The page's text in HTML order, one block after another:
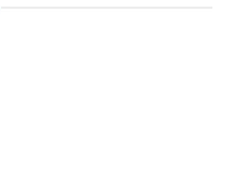
22,2 Longitud
relación β >2